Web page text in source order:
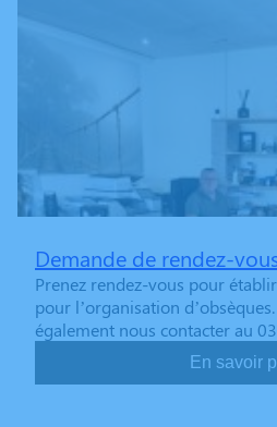
Demande de rendez-
Prenez rendez-vous pour
pour l’organisation
également nous contacter au
En savoir